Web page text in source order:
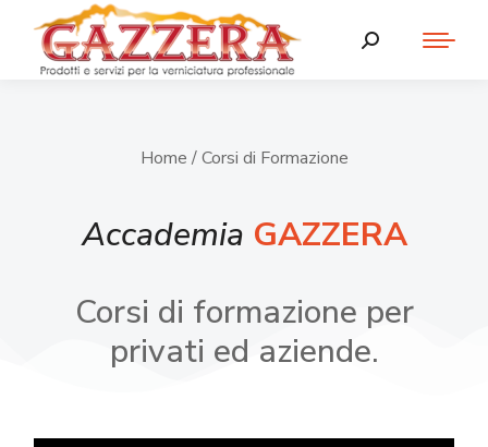
Home / Corsi di Formazione
Accademia GAZZERA
Corsi di formazione per
privati ed aziende.